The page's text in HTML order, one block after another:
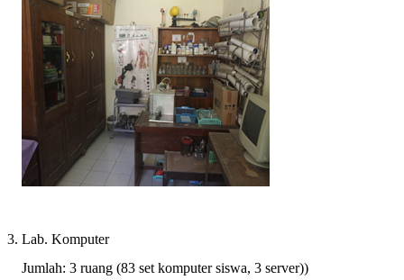
3. Lab. Komputer
Jumlah: 3 ruang (83 set komputer siswa, 3 server))